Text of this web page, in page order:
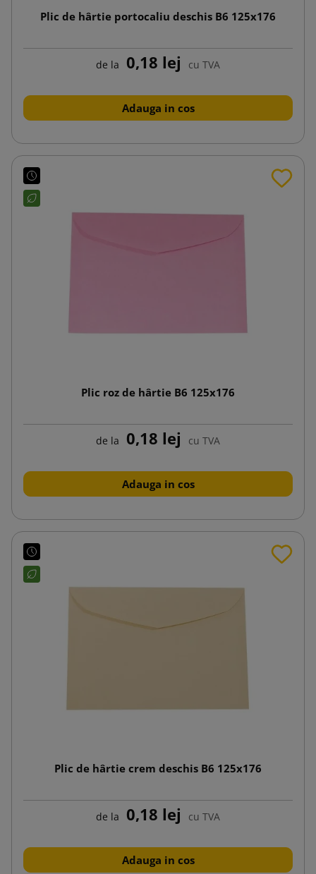
Plic de hârtie portocaliu deschis B6 125x176
de la 0,18 lej cu TVA
Adauga in cos
Plic roz de hârtie B6 125x176
de la 0,18 lej cu TVA
Adauga in cos
Plic de hârtie crem deschis B6 125x176
de la 0,18 lej cu TVA
Adauga in cos